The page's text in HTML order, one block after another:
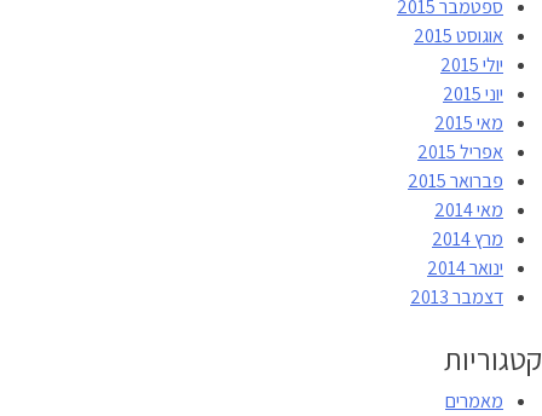
ספטמבר 2015
אוגוסט 2015
יולי 2015
יוני 2015
מאי 2015
אפריל 2015
פברואר 2015
מאי 2014
מרץ 2014
ינואר 2014
דצמבר 2013
קטגוריות
מאמרים